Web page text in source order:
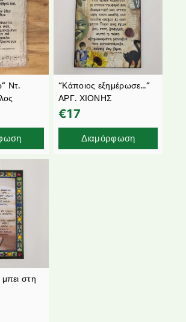
Ντ.
“Κάποιος εξημέρωσε…”
ΑΡΓ. ΧΙΟΝΗΣ
€17
Διαμόρφωση
μπει στη